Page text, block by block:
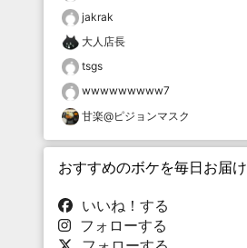
jakrak
大人店長
tsgs
wwwwwwwww7
甘楽@ピジョンマスク
おすすめのボケを毎日お届け
いいね！する
フォローする